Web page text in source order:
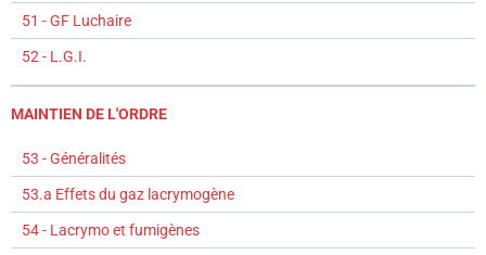
51 - GF Luchaire
52 - L.G.I.
MAINTIEN DE L'ORDRE
53 - Généralités
53.a Effets du gaz lacrymogène
54 - Lacrymo et fumigènes